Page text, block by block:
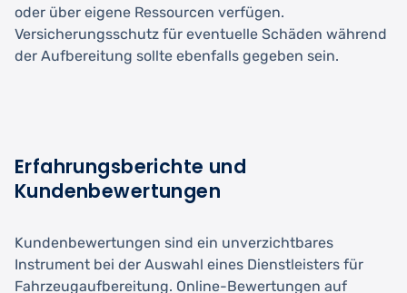
oder über eigene Ressourcen verfügen.
Versicherungsschutz für eventuelle Schäden während
der Aufbereitung sollte ebenfalls gegeben sein.
Erfahrungsberichte und
Kundenbewertungen
Kundenbewertungen sind ein unverzichtbares
Instrument bei der Auswahl eines Dienstleisters für
Fahrzeugaufbereitung. Online-Bewertungen auf